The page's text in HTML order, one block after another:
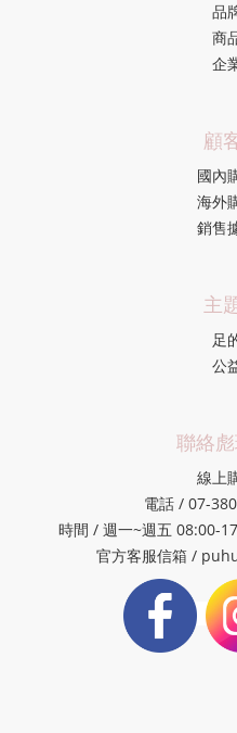
品
商
企
顧
國內
海外
銷售
主
足
公
聯絡
線上
電話 / 07-
時間 / 週一~週五 08:00-
官方客服信箱 /